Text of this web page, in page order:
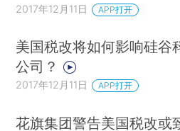
2017年12月11日 APP打开
美国税改将如何影响硅谷
公司？
2017年12月11日 APP打开
花旗集团警告美国税改或